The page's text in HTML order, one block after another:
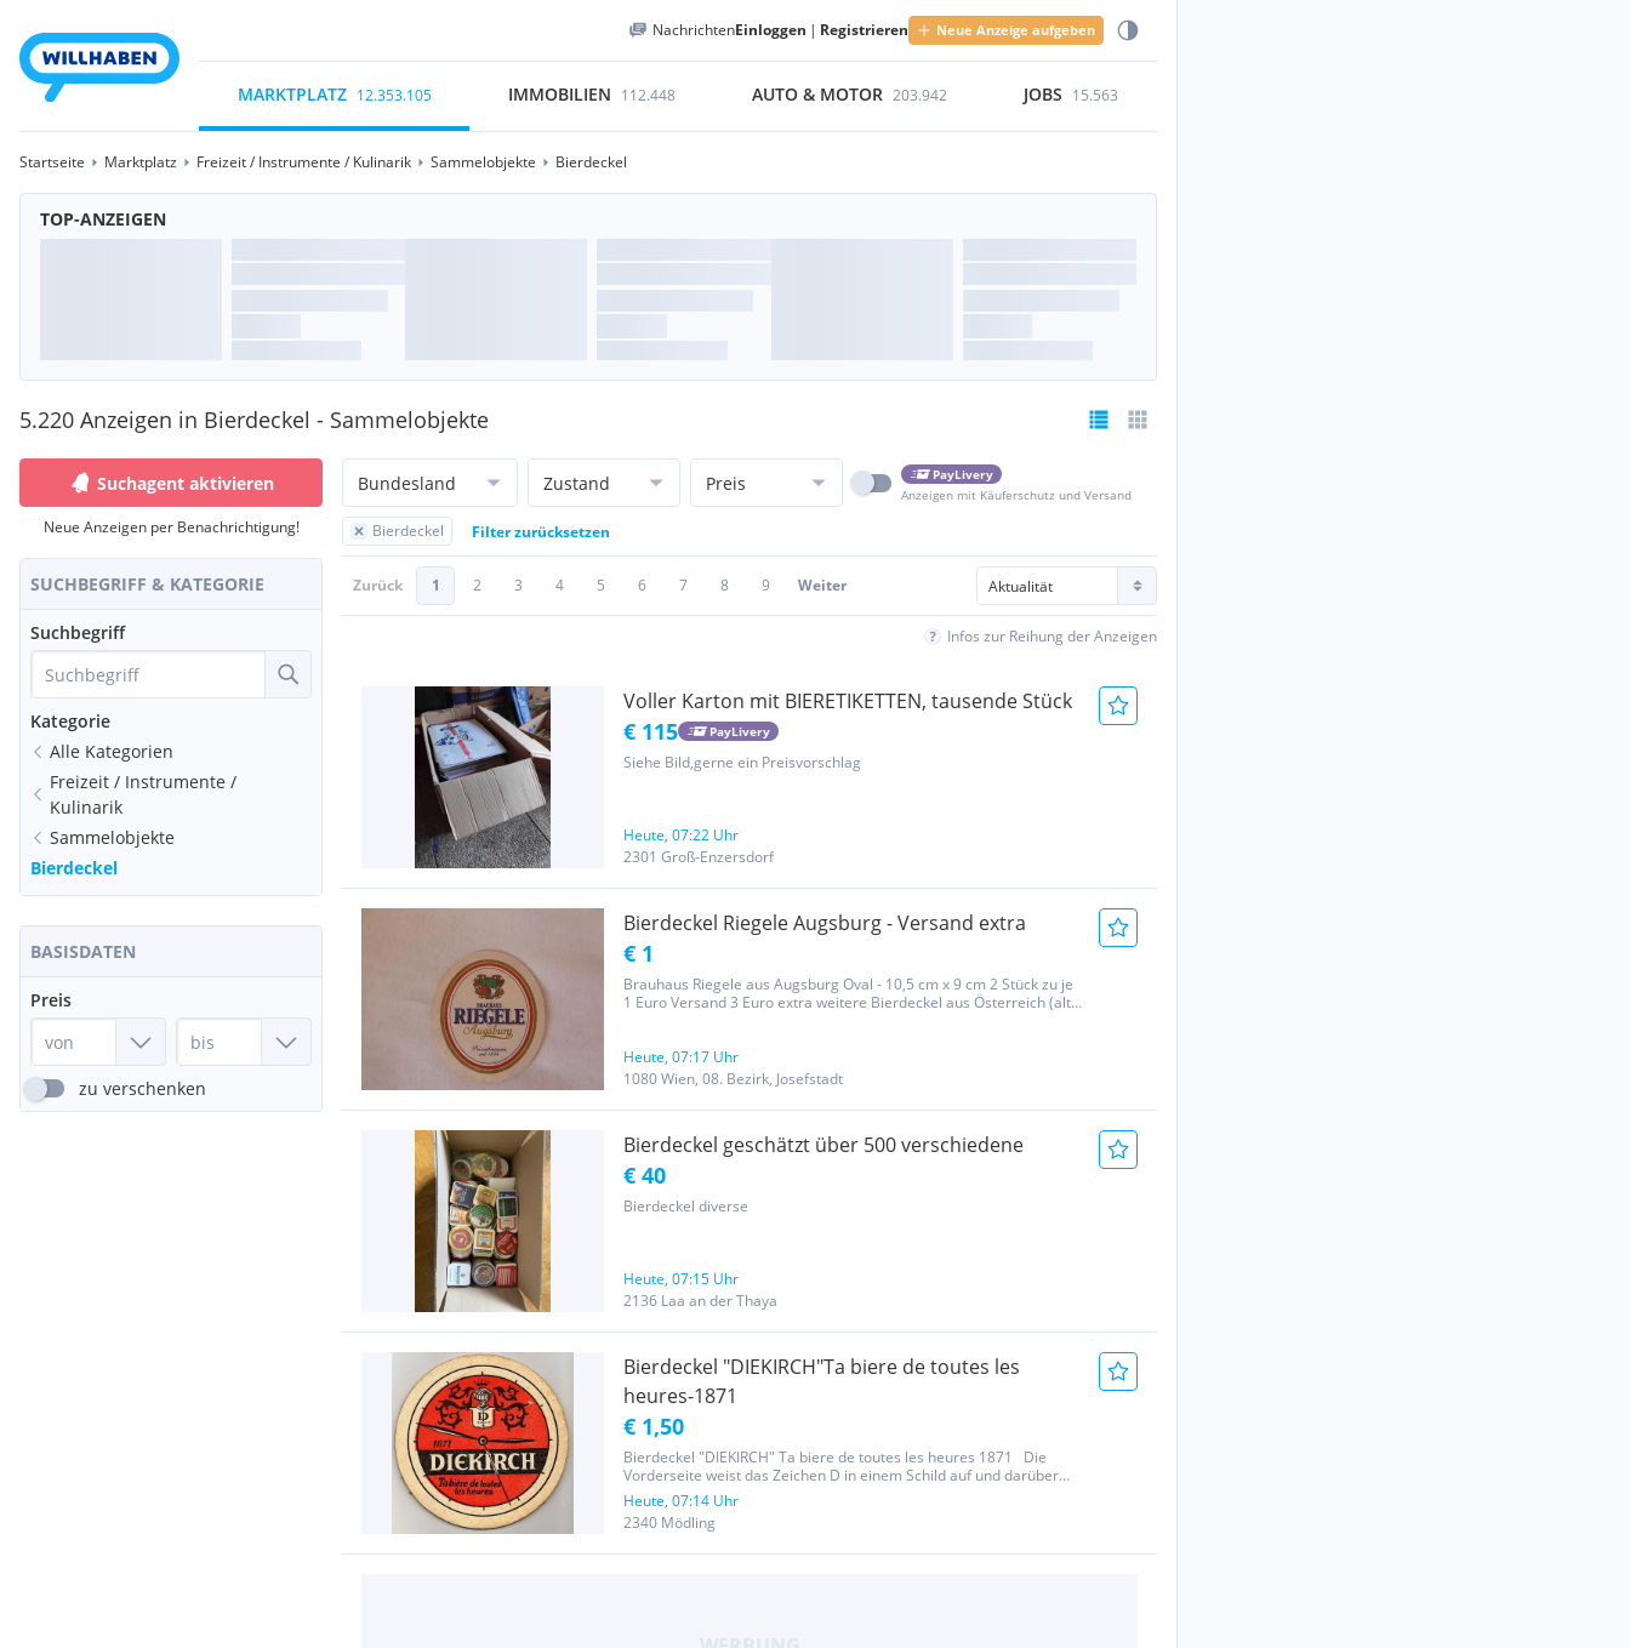
NachrichtenEinloggen | Registrieren Neue Anzeige aufgeben
MARKTPLATZ 12.353.105 IMMOBILIEN 112.448 AUTO & MOTOR 203.942 JOBS 15.563
Startseite Marktplatz Freizeit / Instrumente / Kulinarik Sammelobjekte Bierdeckel
TOP-ANZEIGEN
5.220 Anzeigen in Bierdeckel - Sammelobjekte
Suchagent aktivieren
Neue Anzeigen per Benachrichtigung!
SUCHBEGRIFF & KATEGORIE
Suchbegriff
Kategorie
Alle Kategorien
Freizeit / Instrumente /
Kulinarik
Sammelobjekte
Bierdeckel
BASISDATEN
Preis
zu verschenken
Bundesland Zustand Preis
PayLivery
Anzeigen mit Käuferschutz und Versand
Bierdeckel Filter zurücksetzen
Zurück 1 2 3 4 5 6 7 8 9 Weiter
Infos zur Reihung der Anzeigen
Voller Karton mit BIERETIKETTEN, tausende Stück
€ 115 PayLivery
Siehe Bild,gerne ein Preisvorschlag
Heute, 07:22 Uhr
2301 Groß-Enzersdorf
Bierdeckel Riegele Augsburg - Versand extra
€ 1
Brauhaus Riegele aus Augsburg Oval - 10,5 cm x 9 cm 2 Stück zu je
1 Euro Versand 3 Euro extra weitere Bierdeckel aus Österreich (alte
Heute, 07:17 Uhr
1080 Wien, 08. Bezirk, Josefstadt
Bierdeckel geschätzt über 500 verschiedene
€ 40
Bierdeckel diverse
Heute, 07:15 Uhr
2136 Laa an der Thaya
Bierdeckel "DIEKIRCH"Ta biere de toutes les
heures-1871
€ 1,50
Bierdeckel "DIEKIRCH" Ta biere de toutes les heures 1871 Die
Vorderseite weist das Zeichen D in einem Schild auf und darüber
befindet sich ein Ritterhelm mit Krone. Der Bierdeckel ist
beschriftete mit: DIEKIRCH Ta biere de toutes les heures Die...
Heute, 07:14 Uhr
2340 Mödling